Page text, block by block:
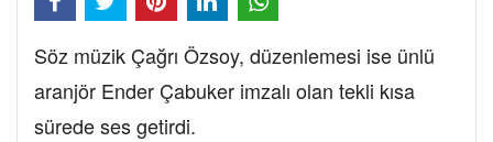
Söz müzik Çağrı Özsoy, düzenlemesi ise ünlü
aranjör Ender Çabuker imzalı olan tekli kısa
sürede ses getirdi.